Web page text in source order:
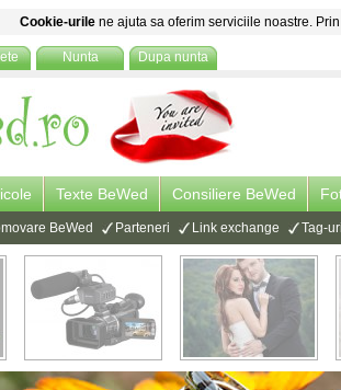
Cookie-urile ne ajuta sa oferim serviciile noastre.
Nunta Dupa nunta
Texte BeWed Consiliere BeWed
BeWed Parteneri Link exchange Tag-